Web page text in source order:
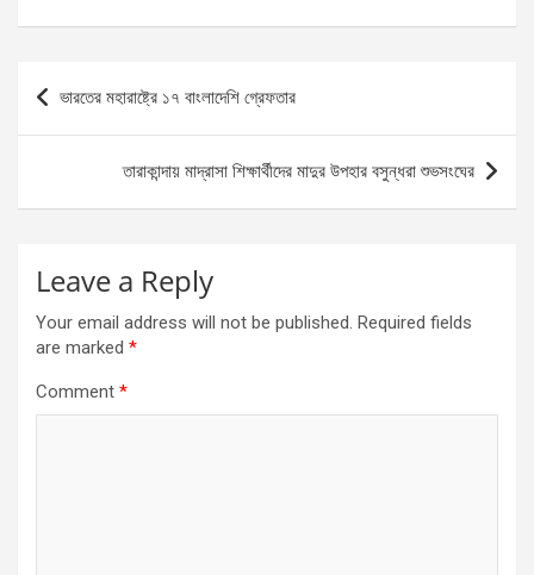
Post
navigation
ভারতের মহারাষ্ট্রে ১৭ বাংলাদেশি গ্রেফতার
তারাকান্দায় মাদ্রাসা শিক্ষার্থীদের মাদুর উপহার বসুন্ধরা শুভসংঘের
Leave a Reply
Your email address will not be published. Required fields
are marked *
Comment *